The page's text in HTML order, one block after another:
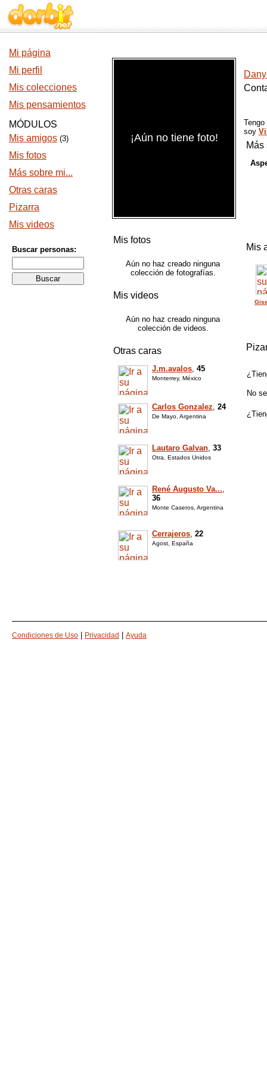
Mi página
Mi perfil
Mis colecciones
Mis pensamientos
MÓDULOS
Mis amigos (3)
Mis fotos
Más sobre mi...
Otras caras
Pizarra
Mis videos
Buscar personas:
¡Aún no tiene foto!
Mis fotos
Aún no haz creado ninguna
colección de fotografías.
Mis videos
Aún no haz creado ninguna
colección de videos.
Otras caras
J.m.avalos, 45
Monterrey, México
Carlos Gonzalez, 24
De Mayo, Argentina
Lautaro Galvan, 33
Otra, Estados Unidos
René Augusto Va...,
36
Monte Caseros, Argentina
Cerrajeros, 22
Agost, España
Tengo
soy
Más
Mis
No
Condiciones de Uso Privacidad Ayuda